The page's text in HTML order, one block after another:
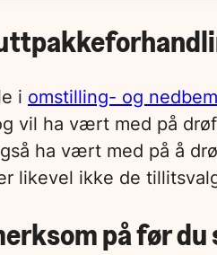
i omstilling- og
vil ha vært med på
ha vært med på å
likevel ikke de
på før du